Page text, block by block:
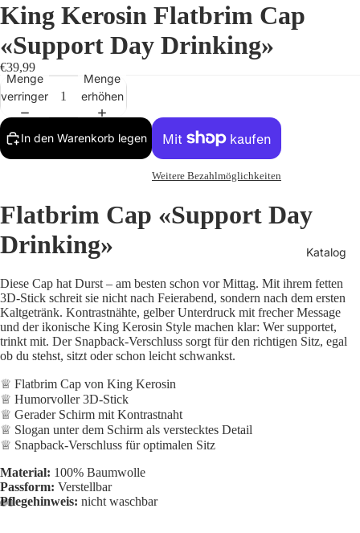
Katalog
King Kerosin Flatbrim Cap
«Support Day Drinking»
€39,99
Menge
verringern
Menge
erhöhen
In den Warenkorb legen
Weitere Bezahlmöglichkeiten
Flatbrim Cap «Support Day
Drinking»
Diese Cap hat Durst – am besten schon vor Mittag. Mit ihrem fetten
3D-Stick schreit sie nicht nach Feierabend, sondern nach dem ersten
Kaltgetränk. Kontrastnähte, gelber Unterdruck mit frecher Message
und der ikonische King Kerosin Style machen klar: Wer supportet,
trinkt mit. Der Snapback-Verschluss sorgt für den richtigen Sitz, egal
ob du stehst, sitzt oder schon leicht schwankst.
♕ Flatbrim Cap von King Kerosin
♕ Humorvoller 3D-Stick
♕ Gerader Schirm mit Kontrastnaht
♕ Slogan unter dem Schirm als verstecktes Detail
♕ Snapback-Verschluss für optimalen Sitz
Material: 100% Baumwolle
Passform: Verstellbar
Pflegehinweis: nicht waschbar
Widerrufsrecht
AGB